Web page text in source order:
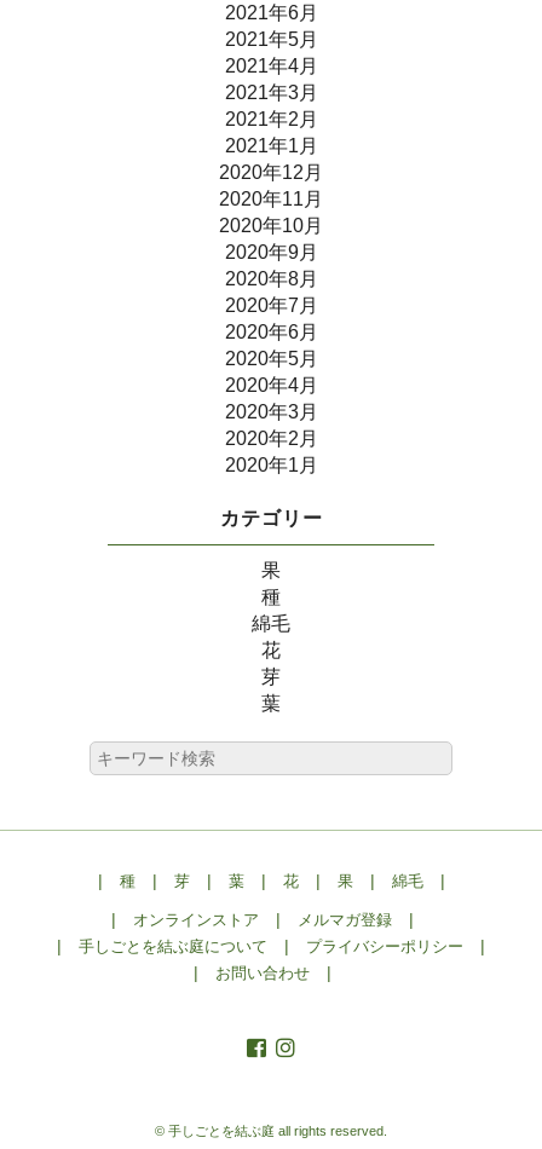
2021年6月
2021年5月
2021年4月
2021年3月
2021年2月
2021年1月
2020年12月
2020年11月
2020年10月
2020年9月
2020年8月
2020年7月
2020年6月
2020年5月
2020年4月
2020年3月
2020年2月
2020年1月
カテゴリー
果
種
綿毛
花
芽
葉
| 種| 芽| 葉| 花| 果| 綿毛|
| オンラインストア | メルマガ登録 |
| 手しごとを結ぶ庭について | プライバシーポリシー |
| お問い合わせ |
© 手しごとを結ぶ庭 all rights reserved.